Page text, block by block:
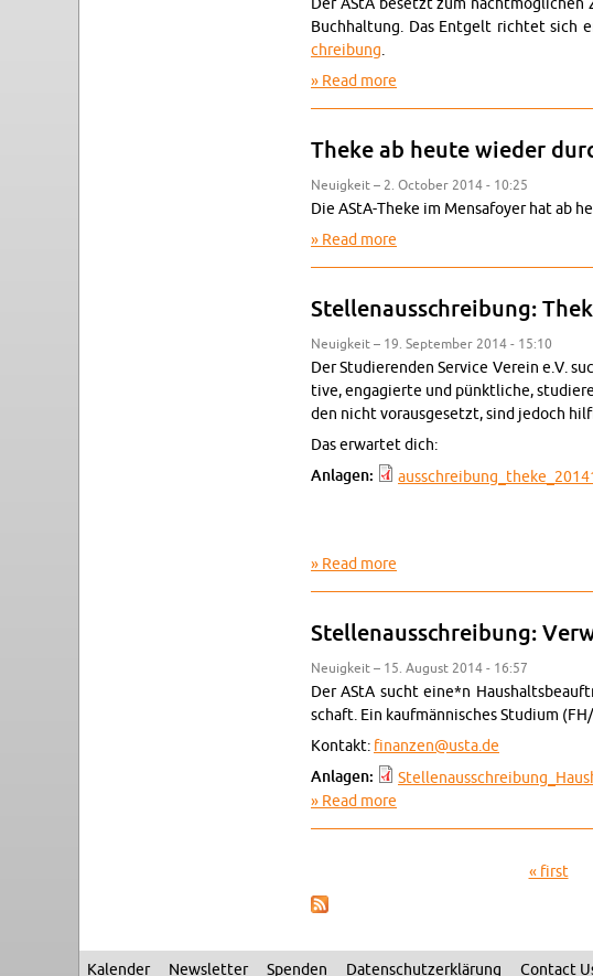
Der AStA be­setzt zum
Buch­hal­tung. Das Ent­gelt richtet sich
chrei­bung.
Read more
Theke ab heute wieder
Neuigkeit – 2. Oc­to­ber 2014 - 10:25
Die AStA-Theke im Men­safoyer hat ab
Read more
Stel­lenauss­chrei­bung:
Neuigkeit – 19. Sep­tem­ber 2014 - 15:10
Der Studieren­den Ser­vice Verein e.V.
tive, en­gagierte und pünk­tliche,
den nicht vo­raus­ge­setzt, sind je­doch
Das er­wartet dich:
An­la­gen:
Read more
Stel­lenauss­chrei­bung:
Neuigkeit – 15. Au­gust 2014 - 16:57
Der AStA sucht eine*n
schaft. Ein kaufmännis­ches Studium
Kon­takt: finanzen@​usta.​de
An­la­gen:
Read more
« first
Kalen­der Newslet­ter Spenden Daten­schutzerklärung Con­tact